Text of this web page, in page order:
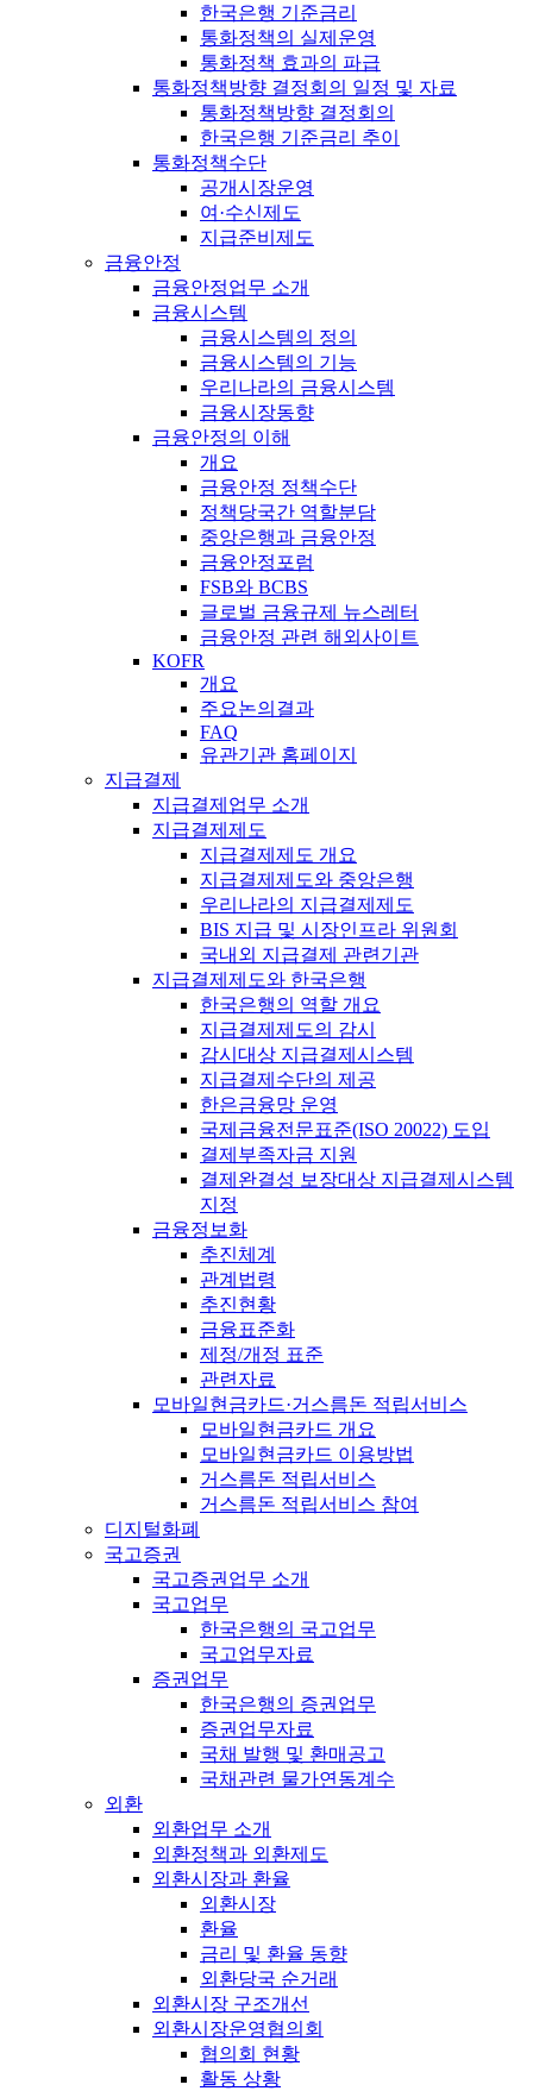
한국은행 기준금리
통화정책의 실제운영
통화정책 효과의 파급
통화정책방향 결정회의 일정 및 자료
통화정책방향 결정회의
한국은행 기준금리 추이
통화정책수단
공개시장운영
여·수신제도
지급준비제도
금융안정
금융안정업무 소개
금융시스템
금융시스템의 정의
금융시스템의 기능
우리나라의 금융시스템
금융시장동향
금융안정의 이해
개요
금융안정 정책수단
정책당국간 역할분담
중앙은행과 금융안정
금융안정포럼
FSB와 BCBS
글로벌 금융규제 뉴스레터
금융안정 관련 해외사이트
KOFR
개요
주요논의결과
FAQ
유관기관 홈페이지
지급결제
지급결제업무 소개
지급결제제도
지급결제제도 개요
지급결제제도와 중앙은행
우리나라의 지급결제제도
BIS 지급 및 시장인프라 위원회
국내외 지급결제 관련기관
지급결제제도와 한국은행
한국은행의 역할 개요
지급결제제도의 감시
감시대상 지급결제시스템
지급결제수단의 제공
한은금융망 운영
국제금융전문표준(ISO 20022) 도입
결제부족자금 지원
결제완결성 보장대상 지급결제시스템
지정
금융정보화
추진체계
관계법령
추진현황
금융표준화
제정/개정 표준
관련자료
모바일현금카드·거스름돈 적립서비스
모바일현금카드 개요
모바일현금카드 이용방법
거스름돈 적립서비스
거스름돈 적립서비스 참여
디지털화폐
국고증권
국고증권업무 소개
국고업무
한국은행의 국고업무
국고업무자료
증권업무
한국은행의 증권업무
증권업무자료
국채 발행 및 환매공고
국채관련 물가연동계수
외환
외환업무 소개
외환정책과 외환제도
외환시장과 환율
외환시장
환율
금리 및 환율 동향
외환당국 순거래
외환시장 구조개선
외환시장운영협의회
협의회 현황
활동 상황